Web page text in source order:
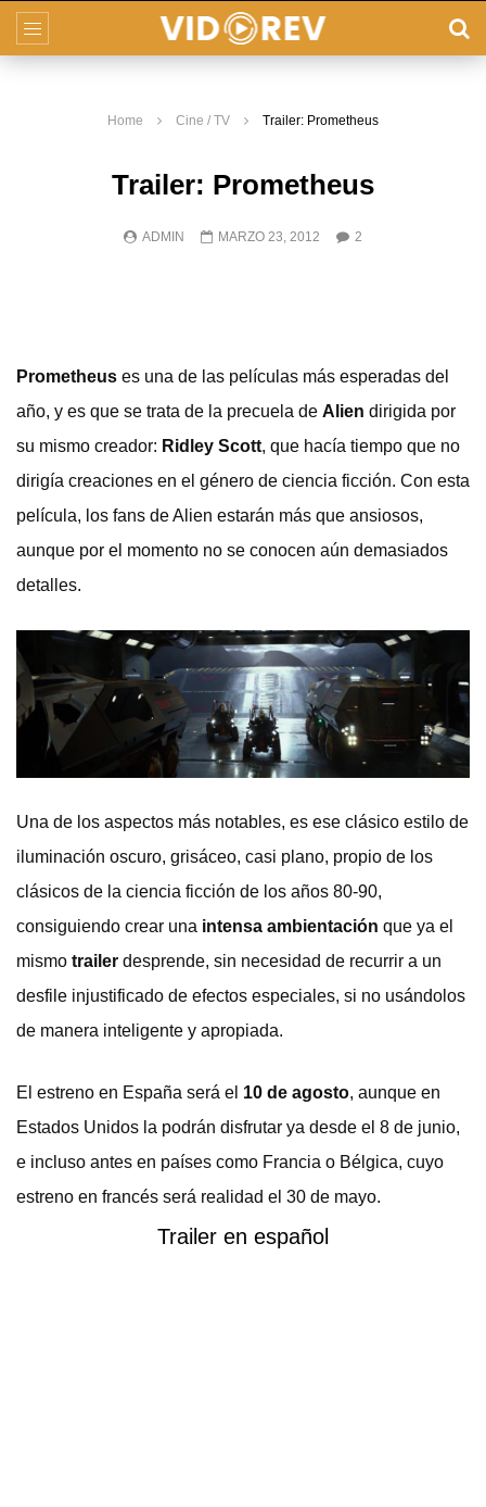
Home Cine / TV Trailer: Prometheus
Trailer: Prometheus
ADMIN MARZO 23, 2012 2
Prometheus es una de las películas más esperadas del
año, y es que se trata de la precuela de Alien dirigida por
su mismo creador: Ridley Scott, que hacía tiempo que no
dirigía creaciones en el género de ciencia ficción. Con esta
película, los fans de Alien estarán más que ansiosos,
aunque por el momento no se conocen aún demasiados
detalles.
Una de los aspectos más notables, es ese clásico estilo de
iluminación oscuro, grisáceo, casi plano, propio de los
clásicos de la ciencia ficción de los años 80-90,
consiguiendo crear una intensa ambientación que ya el
mismo trailer desprende, sin necesidad de recurrir a un
desfile injustificado de efectos especiales, si no usándolos
de manera inteligente y apropiada.
El estreno en España será el 10 de agosto, aunque en
Estados Unidos la podrán disfrutar ya desde el 8 de junio,
e incluso antes en países como Francia o Bélgica, cuyo
estreno en francés será realidad el 30 de mayo.
Trailer en español